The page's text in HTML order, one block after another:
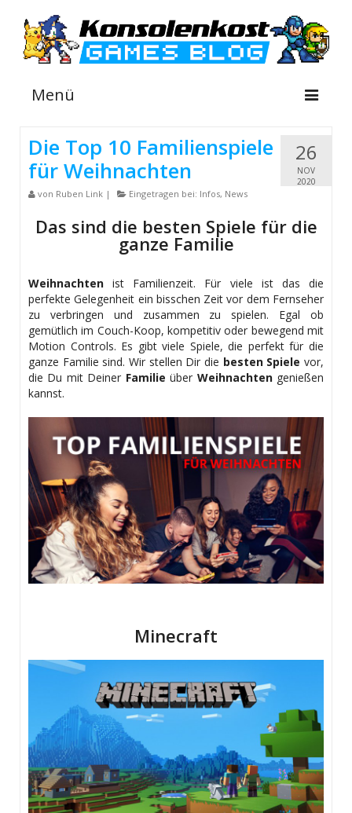
Menü
NEWS
INFOS
GUIDES
26
NOV
2020
Die Top 10 Familienspiele
für Weihnachten
von Ruben Link | Eingetragen bei: Infos, News
Das sind die besten Spiele für die
ganze Familie
Weihnachten ist Familienzeit. Für viele ist das die
perfekte Gelegenheit ein bisschen Zeit vor dem Fernseher
zu verbringen und zusammen zu spielen. Egal ob
gemütlich im Couch-Koop, kompetitiv oder bewegend mit
Motion Controls. Es gibt viele Spiele, die perfekt für die
ganze Familie sind. Wir stellen Dir die besten Spiele vor,
die Du mit Deiner Familie über Weihnachtengenießen
kannst.
Minecraft